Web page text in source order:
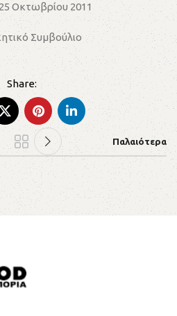
Οκτωβρίου 2011
Συμβούλιο
Παλαιότερα